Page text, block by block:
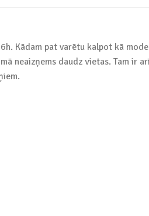
Kādam pat varētu kalpot kā
neaizņems daudz vietas. Tam ir